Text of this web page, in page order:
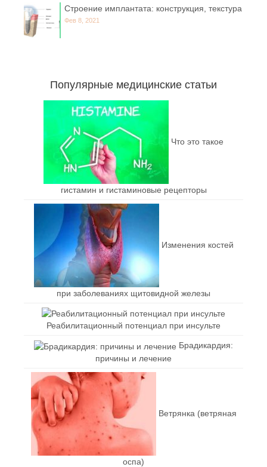
Строение имплантата: конструкция, текстура
Фев 8, 2021
Популярные медицинские статьи
Что это такое
гистамин и гистаминовые рецепторы
Изменения костей
при заболеваниях щитовидной железы
Реабилитационный потенциал при инсульте
Брадикардия:
причины и лечение
Ветрянка (ветряная
оспа)